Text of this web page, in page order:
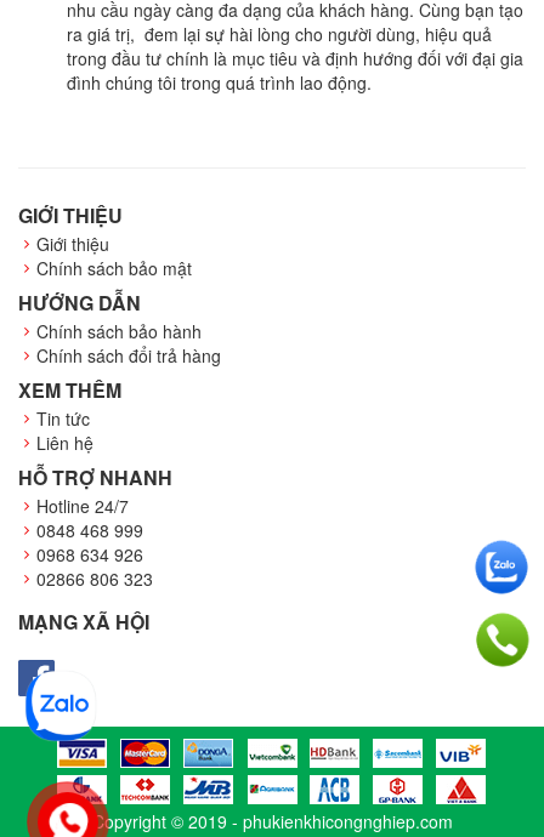
nhu cầu ngày càng đa dạng của khách hàng. Cùng bạn tạo
ra giá trị, đem lại sự hài lòng cho người dùng, hiệu quả
trong đầu tư chính là mục tiêu và định hướng đối với đại gia
đình chúng tôi trong quá trình lao động.
GIỚI THIỆU
Giới thiệu
Chính sách bảo mật
HƯỚNG DẪN
Chính sách bảo hành
Chính sách đổi trả hàng
XEM THÊM
Tin tức
Liên hệ
HỖ TRỢ NHANH
Hotline 24/7
0848 468 999
0968 634 926
02866 806 323
MẠNG XÃ HỘI
Copyright © 2019 - phukienkhicongnghiep.com